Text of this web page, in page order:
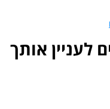
לעניין אותך